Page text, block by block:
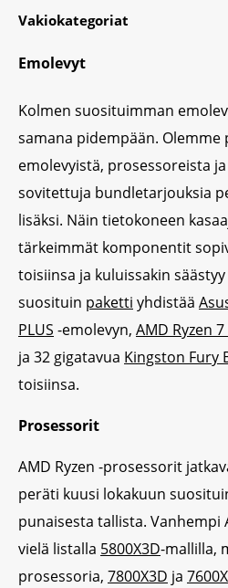
Vakiokategoriat
Emolevyt
Kolmen suosituimman
samana pidempään.
emolevyistä, prosessoreista
sovitettuja bundletarjouksia
lisäksi. Näin tietokoneen
tärkeimmät komponentit
toisiinsa ja kuluissakin
suosituin paketti yhdistää
PLUS -emolevyn, AMD Ryzen
ja 32 gigatavua Kingston Fury
toisiinsa.
Prosessorit
AMD Ryzen -prosessorit
peräti kuusi lokakuun
punaisesta tallista. Vanhempi
vielä listalla 5800X3D-mallilla,
prosessoria, 7800X3D ja 7600X